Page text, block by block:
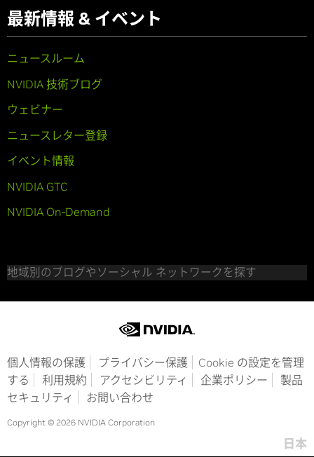
最新情報 & イベント
ニュースルーム
NVIDIA 技術ブログ
ウェビナー
ニュースレター登録
イベント情報
NVIDIA GTC
NVIDIA On-Demand
地域別のブログやソーシャル ネットワークを探す
個人情報の保護 プライバシー保護
Cookie の設定を管理
する
利用規約 アクセシビリティ 企業ポリシー
製品
セキュリティ
お問い合わせ
Copyright © 2026 NVIDIA Corporation
日本